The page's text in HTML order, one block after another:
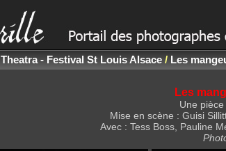
Theatra - Festival St Louis Alsace/ Les
Les
Une
Mise en scène : Guisi
Avec : Tess Boss, Pauline